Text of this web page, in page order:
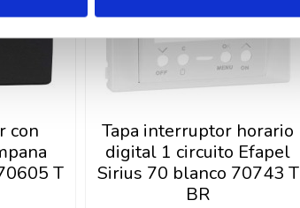
con
T
Tapa interruptor horario
digital 1 circuito Efapel
Sirius 70 blanco 70743 T
BR